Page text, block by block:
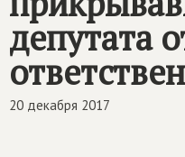
депутата
20 декабря 2017